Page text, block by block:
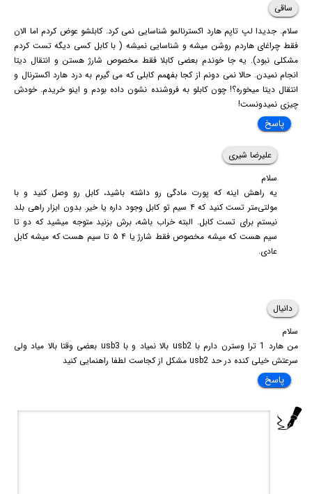
ساقی
سلام. جدیدا لپ تاپم هارد اکسترنالمو شناسایی نمی کرد. کابلشو عوض کردم اما الان
فقط چراغای هاردم روشن میشه و شناسایی نمیشه ( با کابل کسی دیگه تست کردم
مشکلی نبود). یه جا خوندم بعضی کابلا فقط مخصوص شارژ هستن و انتقال دیتا
انجام نمیدن. حالا نمی دونم از کجا بفهمم کابلی که می گیرم به درد هارد اکسترنال و
انتقال دیتا میخوره؟! چون کابلو به فروشنده نشون داده بودم و اینو خریدم. خودش
چیزی نمیدونست!
پاسخ
علیرضا شیری
سلام
یه راهش اینه که پورت مادگی رو داشته باشید، کابل رو وصل کنید و با
مولتی‌متر تست کنید که ۴ سیم تو کابل وجود داره یا خیر. بدون ابزار راهی بلد
نیستم برای تست کابل. البته خراب باشه، برش بزنید متوجه میشید که دو تا
سیم هست که میشه مخصوص فقط شارژ یا ۴ ۵ تا سیم هست که میشه کابل
عادی.
دانیال
سلام
من هارد 1 ترا وسترن دارم با usb2 بالا نمیاد و با usb3 بعضی وقتا بالا میاد ولی
سرعتش خیلی کنده در حد usb2 مشکل از کجاست لطفا راهنمایی کنید
پاسخ